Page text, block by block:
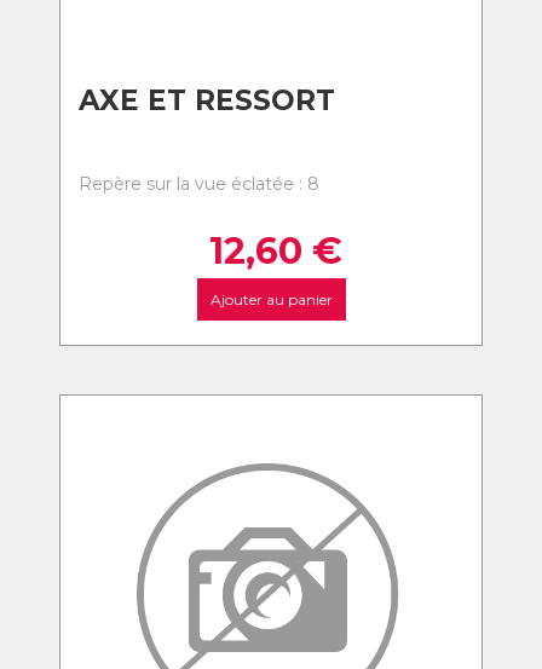
AXE ET RESSORT
Repère sur la vue éclatée : 8
12,60 €
Ajouter au panier